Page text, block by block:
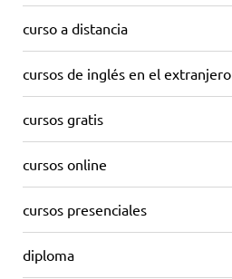
curso a distancia
cursos de inglés en el extranjero
cursos gratis
cursos online
cursos presenciales
diploma